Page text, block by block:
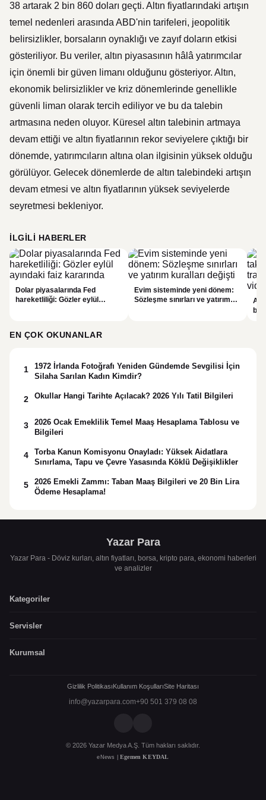
38 artarak 2 bin 860 doları geçti. Altın fiyatlarındaki artışın
temel nedenleri arasında ABD'nin tarifeleri, jeopolitik
belirsizlikler, borsaların oynaklığı ve zayıf doların etkisi
gösteriliyor. Bu veriler, altın piyasasının hâlâ yatırımcılar
için önemli bir güven limanı olduğunu gösteriyor. Altın,
ekonomik belirsizlikler ve kriz dönemlerinde genellikle
güvenli liman olarak tercih ediliyor ve bu da talebin
artmasına neden oluyor. Küresel altın talebinin artmaya
devam ettiği ve altın fiyatlarının rekor seviyelere çıktığı bir
dönemde, yatırımcıların altına olan ilgisinin yüksek olduğu
görülüyor. Gelecek dönemlerde de altın talebindeki artışın
devam etmesi ve altın fiyatlarının yüksek seviyelerde
seyretmesi bekleniyor.
İLGILI HABERLER
Dolar piyasalarında Fed
hareketliliği: Gözler eylül
Evim sisteminde yeni dönem:
Sözleşme sınırları ve yatırım
EN ÇOK OKUNANLAR
1
1972 İrlanda Fotoğrafı Yeniden Gündemde Sevgilisi İçin
Silaha Sarılan Kadın Kimdir?
2 Okullar Hangi Tarihte Açılacak? 2026 Yılı Tatil Bilgileri
3
2026 Ocak Emeklilik Temel Maaş Hesaplama Tablosu ve
Bilgileri
4
Torba Kanun Komisyonu Onayladı: Yüksek Aidatlara
Sınırlama, Tapu ve Çevre Yasasında Köklü Değişiklikler
5
2026 Emekli Zammı: Taban Maaş Bilgileri ve 20 Bin Lira
Ödeme Hesaplama!
Yazar Para
Yazar Para - Döviz kurları, altın fiyatları, borsa, kripto para, ekonomi haberleri
ve analizler
Kategoriler
Servisler
Kurumsal
Gizlilik PolitikasıKullanım KoşullarıSite Haritası
info@yazarpara.com+90 501 379 08 08
© 2026 Yazar Medya A.Ş. Tüm hakları saklıdır.
eNews | Egemen KEYDAL